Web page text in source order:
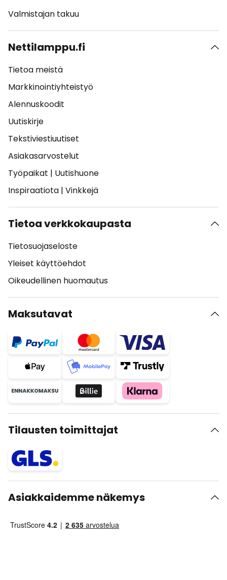
Valmistajan takuu
Nettilamppu.fi
Tietoa meistä
Markkinointiyhteistyö
Alennuskoodit
Uutiskirje
Tekstiviestiuutiset
Asiakasarvostelut
Työpaikat | Uutishuone
Inspiraatiota | Vinkkejä
Tietoa verkkokaupasta
Tietosuojaseloste
Yleiset käyttöehdot
Oikeudellinen huomautus
Maksutavat
Tilausten toimittajat
Asiakkaidemme näkemys